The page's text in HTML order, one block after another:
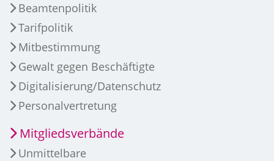
Beamtenpolitik
Tarifpolitik
Mitbestimmung
Gewalt gegen Beschäftigte
Digitalisierung/Datenschutz
Personalvertretung
Mitgliedsverbände
Unmittelbare